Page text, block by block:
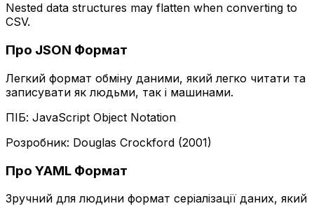
Nested data structures may flatten when converting to
CSV.
Про JSON Формат
Легкий формат обміну даними, який легко читати та
записувати як людьми, так і машинами.
ПІБ: JavaScript Object Notation
Розробник: Douglas Crockford (2001)
Про YAML Формат
Зручний для людини формат серіалізації даних, який